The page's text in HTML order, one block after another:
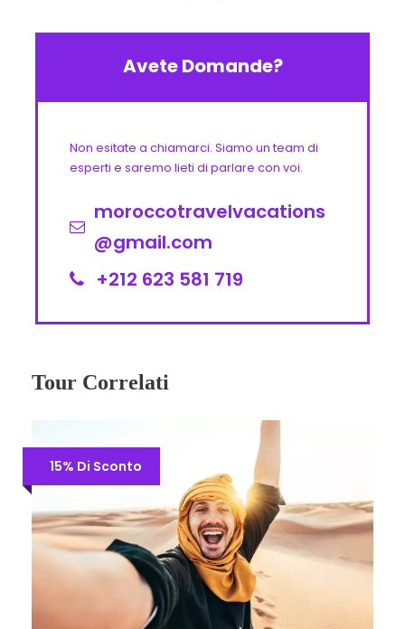
Avete Domande?
Non esitate a chiamarci. Siamo un team di
esperti e saremo lieti di parlare con voi.
moroccotravelvacations
@gmail.com
+212 623 581 719
Tour Correlati
15% Di Sconto